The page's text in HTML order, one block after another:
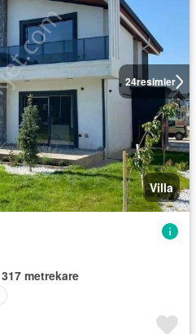
24resimler
Villa
317 metrekare